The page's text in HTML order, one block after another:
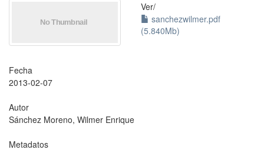
Ver/
sanchezwilmer.pdf
(5.840Mb)
Fecha
2013-02-07
Autor
Sánchez Moreno, Wilmer Enrique
Metadatos